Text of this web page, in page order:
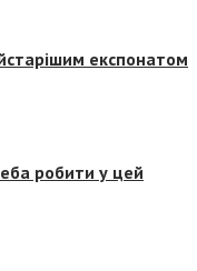
експонатом
робити у цей